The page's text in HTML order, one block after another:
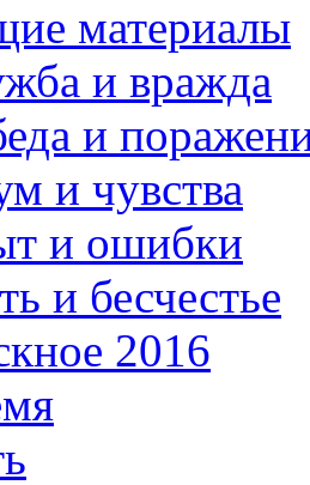
материалы
и вражда
и
и чувства
и ошибки
и бесчестье
2016